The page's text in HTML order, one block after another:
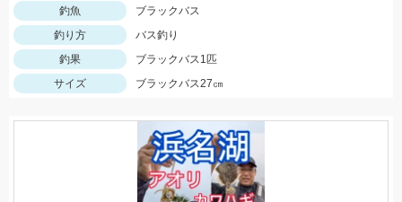
釣魚
ブラックバス
釣り方
バス釣り
釣果
ブラックバス1匹
サイズ
ブラックバス27㎝